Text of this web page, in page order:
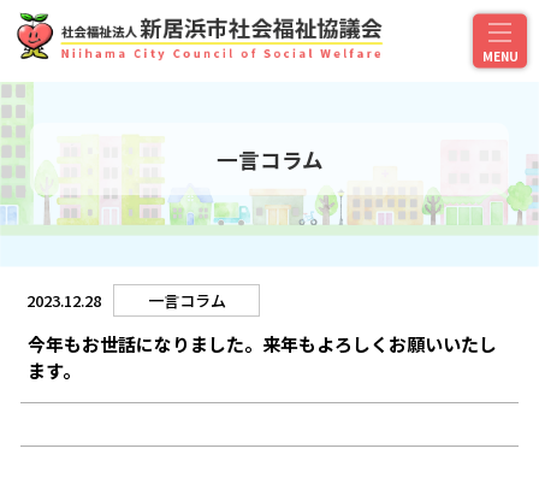
一言コラム
2023.12.28 一言コラム
今年もお世話になりました。来年もよろしくお願いいたし
ます。